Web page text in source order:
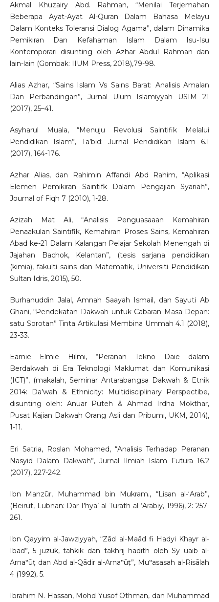
Akmal Khuzairy Abd. Rahman, “Menilai Terjemahan
Beberapa Ayat-Ayat Al-Quran Dalam Bahasa Melayu
Dalam Konteks Toleransi Dialog Agama”, dalam Dinamika
Pemikiran Dan Kefahaman Islam Dalam Isu-Isu
Kontemporari disunting oleh Azhar Abdul Rahman dan
lain-lain (Gombak: IIUM Press, 2018),79-98.
Alias Azhar, “Sains Islam Vs Sains Barat: Analisis Amalan
Dan Perbandingan”, Jurnal Ulum Islamiyyah USIM 21
(2017), 25–41.
Asyharul Muala, “Menuju Revolusi Saintifik Melalui
Pendidikan Islam”, Ta’bid: Jurnal Pendidikan Islam 6.1
(2017), 164-176.
Azhar Alias, dan Rahimin Affandi Abd Rahim, “Aplikasi
Elemen Pemikiran Saintifk Dalam Pengajian Syariah”,
Journal of Fiqh 7 (2010), 1-28.
Azizah Mat Ali, “Analisis Penguasaaan Kemahiran
Penaakulan Saintifik, Kemahiran Proses Sains, Kemahiran
Abad ke-21 Dalam Kalangan Pelajar Sekolah Menengah di
Jajahan Bachok, Kelantan”, (tesis sarjana pendidikan
(kimia), fakulti sains dan Matematik, Universiti Pendidikan
Sultan Idris, 2015), 50.
Burhanuddin Jalal, Amnah Saayah Ismail, dan Sayuti Ab
Ghani, “Pendekatan Dakwah untuk Cabaran Masa Depan:
satu Sorotan” Tinta Artikulasi Membina Ummah 4.1 (2018),
23-33.
Earnie Elmie Hilmi, “Peranan Tekno Daie dalam
Berdakwah di Era Teknologi Maklumat dan Komunikasi
(ICT)”, (makalah, Seminar Antarabangsa Dakwah & Etnik
2014: Da’wah & Ethnicity: Multidisciplinary Perspectibe,
disunting oleh: Anuar Puteh & Ahmad Irdha Mokthar,
Pusat Kajian Dakwah Orang Asli dan Pribumi, UKM, 2014),
1-11.
Eri Satria, Roslan Mohamed, “Analisis Terhadap Peranan
Nasyid Dalam Dakwah”, Jurnal Ilmiah Islam Futura 16.2
(2017), 227-242.
Ibn Manzūr, Muhammad bin Mukram., “Lisan al-‘Arab”,
(Beirut, Lubnan: Dar I’hya’ al-Turath al-‘Arabiy, 1996), 2: 257-
261.
Ibn Qayyim al-Jawziyyah, “Zād al-Maād fi Hadyi Khayr al-
Ibād”, 5 juzuk, tahkik dan takhrij hadith oleh Sy uaib al-
Arna‟ūṭ dan Abd al-Qādir al-Arna‟ūṭ”, Mu‟asasah al-Risālah
4 (1992), 5.
Ibrahim N. Hassan, Mohd Yusof Othman, dan Muhammad